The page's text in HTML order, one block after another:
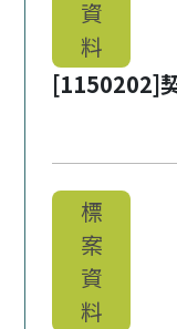
資
料
[1150202]
標
案
資
料